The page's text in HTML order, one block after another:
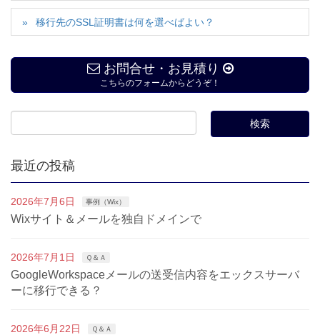
移行先のSSL証明書は何を選べばよい？
お問合せ・お見積り
こちらのフォームからどうぞ！
最近の投稿
2026年7月6日 事例（Wix）
Wixサイト＆メールを独自ドメインで
2026年7月1日 Ｑ＆Ａ
GoogleWorkspaceメールの送受信内容をエックスサーバ
ーに移行できる？
2026年6月22日 Ｑ＆Ａ